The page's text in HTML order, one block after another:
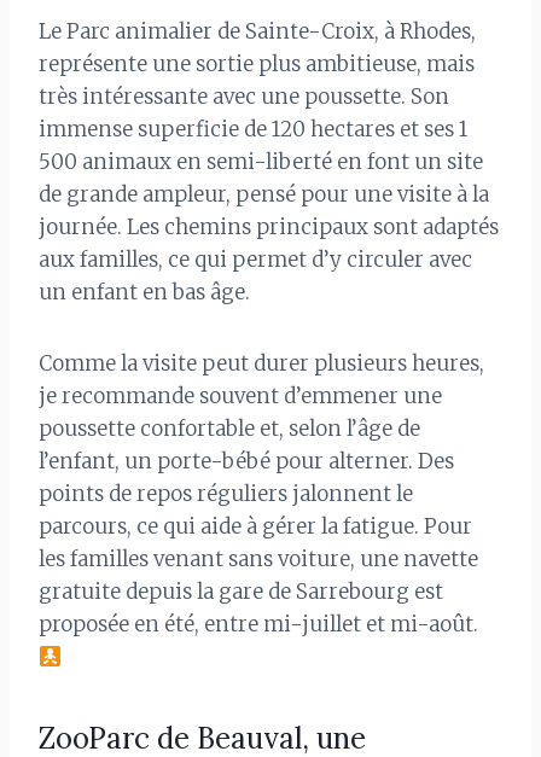
Le Parc animalier de Sainte-Croix, à Rhodes,
représente une sortie plus ambitieuse, mais
très intéressante avec une poussette. Son
immense superficie de 120 hectares et ses 1
500 animaux en semi-liberté en font un site
de grande ampleur, pensé pour une visite à la
journée. Les chemins principaux sont adaptés
aux familles, ce qui permet d’y circuler avec
un enfant en bas âge.
Comme la visite peut durer plusieurs heures,
je recommande souvent d’emmener une
poussette confortable et, selon l’âge de
l’enfant, un porte-bébé pour alterner. Des
points de repos réguliers jalonnent le
parcours, ce qui aide à gérer la fatigue. Pour
les familles venant sans voiture, une navette
gratuite depuis la gare de Sarrebourg est
proposée en été, entre mi-juillet et mi-août.
ZooParc de Beauval, une